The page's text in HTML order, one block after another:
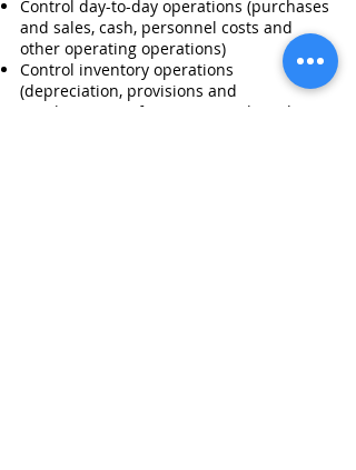
Control day-to-day operations (purchases
and sales, cash, personnel costs and
other operating operations)
Control inventory operations
(depreciation, provisions and
regularization of expenses and products)